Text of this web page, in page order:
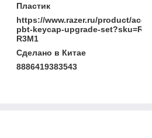
Пластик
https://www.razer.ru/product/
pbt-keycap-upgrade-
R3M1
Сделано в Китае
8886419383543